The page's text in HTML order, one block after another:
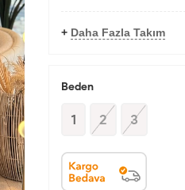
+ Daha Fazla Takım
Beden
1 2 3